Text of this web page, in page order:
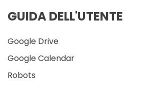
GUIDA DELL'UTENTE
Google Drive
Google Calendar
Robots